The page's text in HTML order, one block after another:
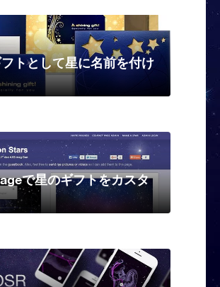
トとして星に名前を付け
で星のギフトをカスタ